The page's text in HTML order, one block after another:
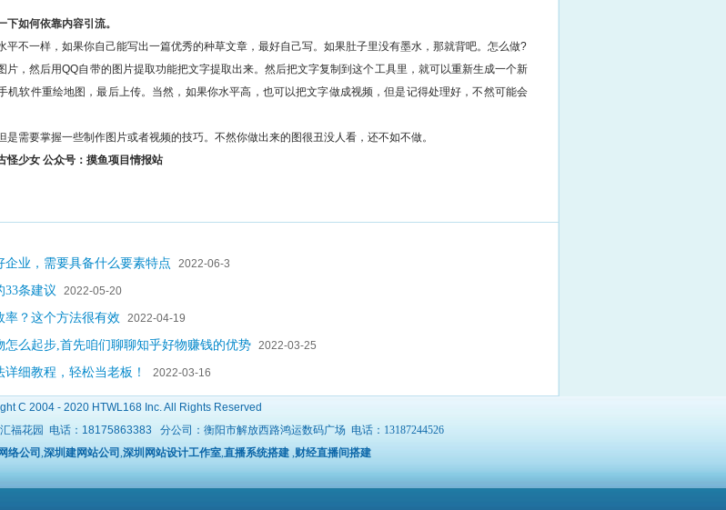
下如何依靠内容引流。
平不一样，如果你自己能写出一篇优秀的种草文章，最好自己写。如果肚子里没有墨水，那就背吧。怎么做?
片，然后用QQ自带的图片提取功能把文字提取出来。然后把文字复制到这个工具里，就可以重新生成一个新
机软件重绘地图，最后上传。当然，如果你水平高，也可以把文字做成视频，但是记得处理好，不然可能会
是需要掌握一些制作图片或者视频的技巧。不然你做出来的图很丑没人看，还不如不做。
怪少女 公众号：摸鱼项目情报站
企业，需要具备什么要素特点
2022-06-3
33条建议 2022-05-20
率？这个方法很有效 2022-04-19
怎么起步,首先咱们聊聊知乎好物赚钱的优势 2022-03-25
细教程，轻松当老板！ 2022-03-16
C 2004 - 2020 HTWL168 Inc. All Rights Reserved
福花园 电话： 18175863383
分公司：衡阳市解放西路鸿运数码广场 电话：13187244526
络公司 ,深圳建网站公司 ,深圳网站设计工作室,直播系统搭建 ,财经直播间搭建